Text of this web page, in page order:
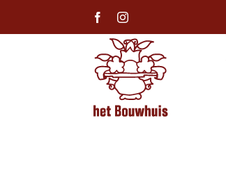
naar
FacebookInstagram